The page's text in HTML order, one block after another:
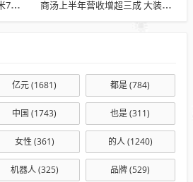
长期持续投入！ 雷军：小米7篇论文入选国际顶级会议AAAI 商汤上半年营收增超三成 大装置总算力达25000P 徐立：核心竞争力在于软硬件融合
亿元(1681) 都是(784)
中国 (1743) 也是(311)
女性 (361) 的人(1240)
机器人(325) 品牌(529)